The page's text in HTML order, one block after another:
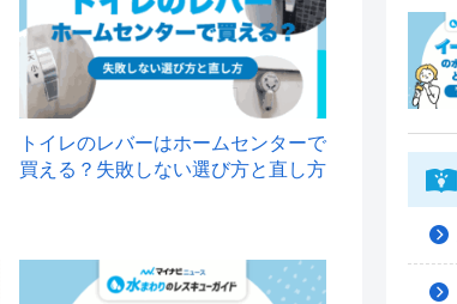
トイレのレバーはホームセンターで
買える？失敗しない選び方と直し方